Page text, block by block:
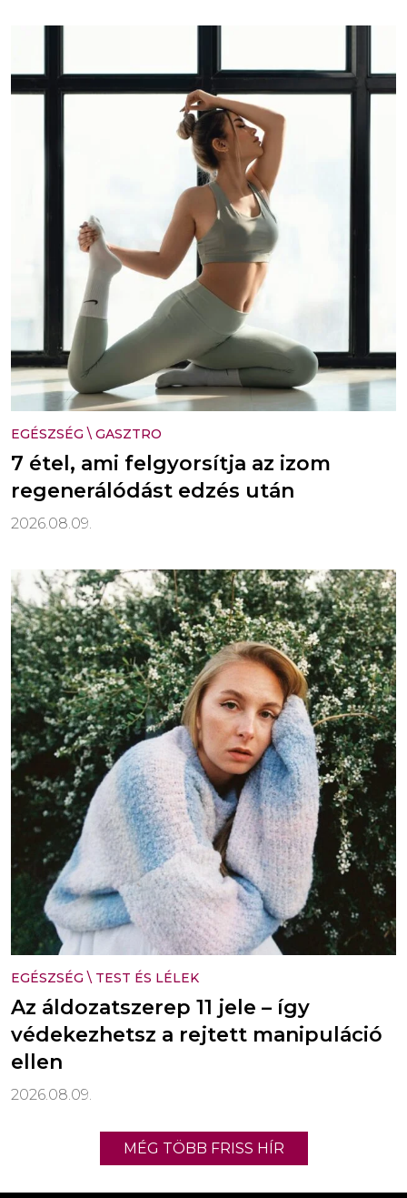
EGÉSZSÉG \ GASZTRO
7 étel, ami felgyorsítja az izom
regenerálódást edzés után
2026.08.09.
EGÉSZSÉG \ TEST ÉS LÉLEK
Az áldozatszerep 11 jele – így
védekezhetsz a rejtett manipuláció
ellen
2026.08.09.
MÉG TÖBB FRISS HÍR